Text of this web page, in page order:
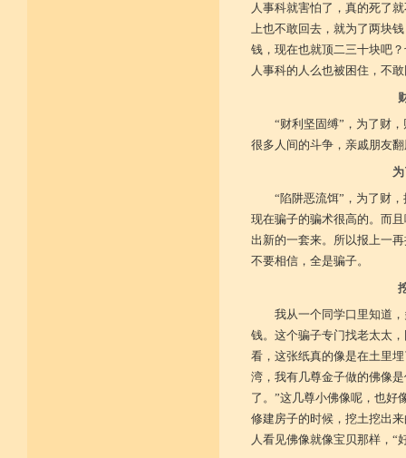
人事科就害怕了，真的死了
上也不敢回去，就为了两块
钱，现在也就顶二三十块吧
人事科的人么也被困住，不
“财利坚固缚”，为了财
很多人间的斗争，亲戚朋友
“陷阱恶流饵”，为了财
现在骗子的骗术很高的。而
出新的一套来。所以报上一
不要相信，全是骗子。
我从一个同学口里知道
钱。这个骗子专门找老太太
看，这张纸真的像是在土里
湾，我有几尊金子做的佛像
了。”这几尊小佛像呢，也好
修建房子的时候，挖土挖出
人看见佛像就像宝贝那样，“